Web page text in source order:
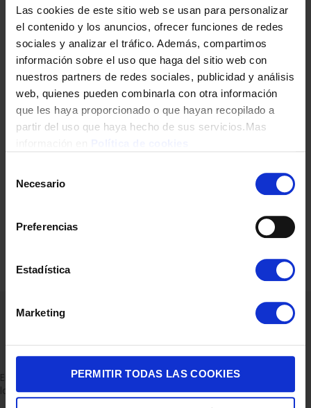
Las cookies de este sitio web se usan para personalizar
el contenido y los anuncios, ofrecer funciones de redes
sociales y analizar el tráfico. Además, compartimos
información sobre el uso que haga del sitio web con
nuestros partners de redes sociales, publicidad y análisis
web, quienes pueden combinarla con otra información
que les haya proporcionado o que hayan recopilado a
partir del uso que haya hecho de sus servicios.Mas
Necesario
Preferencias
Estadística
Marketing
PERMITIR TODAS LAS COOKIES
Empresa dedicada a la venta de accesorios para el hogar con
la experiencia de 36 años.